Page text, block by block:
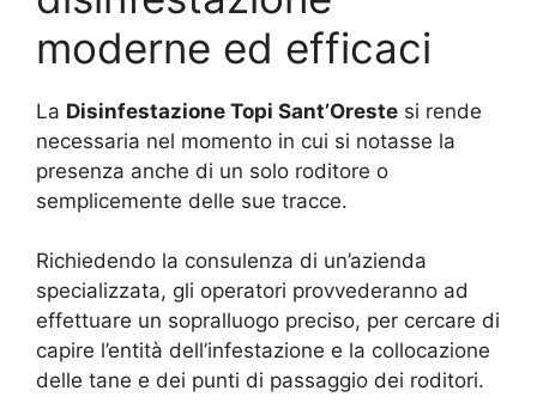
moderne ed efficaci
La Disinfestazione Topi Sant’Oreste si rende
necessaria nel momento in cui si notasse la
presenza anche di un solo roditore o
semplicemente delle sue tracce.
Richiedendo la consulenza di un’azienda
specializzata, gli operatori provvederanno ad
effettuare un sopralluogo preciso, per cercare di
capire l’entità dell’infestazione e la collocazione
delle tane e dei punti di passaggio dei roditori.